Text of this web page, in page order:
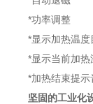
*功率调整
*显示加热温
*显示当前加
*加热结束提示
坚固的工业化